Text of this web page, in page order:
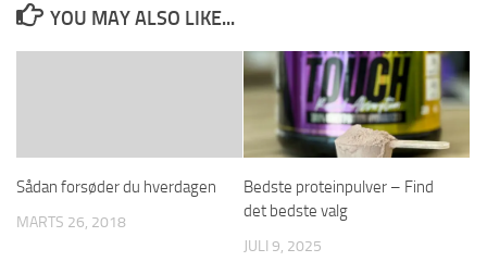
YOU MAY ALSO LIKE...
Sådan forsøder du hverdagen
MARTS 26, 2018
Bedste proteinpulver – Find
det bedste valg
JULI 9, 2025